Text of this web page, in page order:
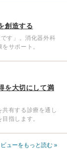
創造する
です」。消化器外科
サポート。
を大切にして満
有する診療を通し
指します。
ューをもっと読む »